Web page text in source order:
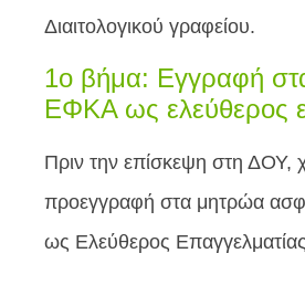
Διαιτολογικού γραφείου.
1ο βήμα: Εγγραφή
ΕΦΚΑ ως ελεύθερος
Πριν την επίσκεψη στη ΔΟΥ,
προεγγραφή στα μητρώα
ως Ελεύθερος